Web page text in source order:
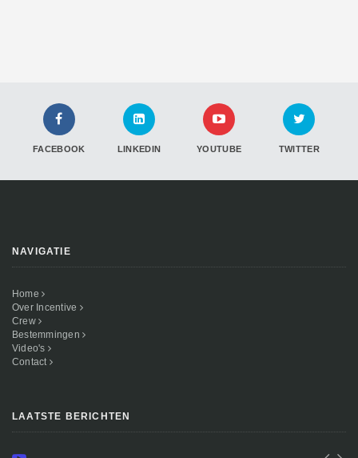
FACEBOOK LINKEDIN YOUTUBE TWITTER
NAVIGATIE
Home
Over Incentive
Crew
Bestemmingen
Video's
Contact
LAATSTE BERICHTEN